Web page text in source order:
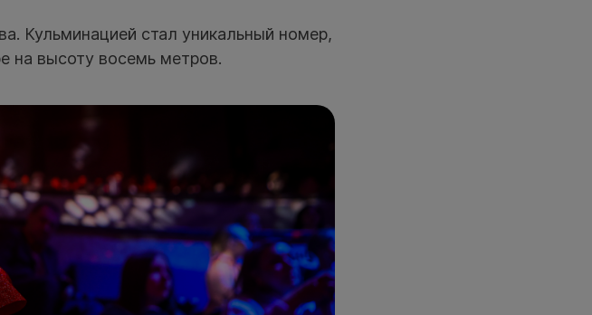
Кульминацией стал уникальный номер,
на высоту восемь метров.